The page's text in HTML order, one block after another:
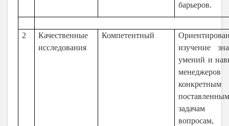
барьеров.
2
Качественные
исследования
Компетентный
изучение
умений и
конкретным